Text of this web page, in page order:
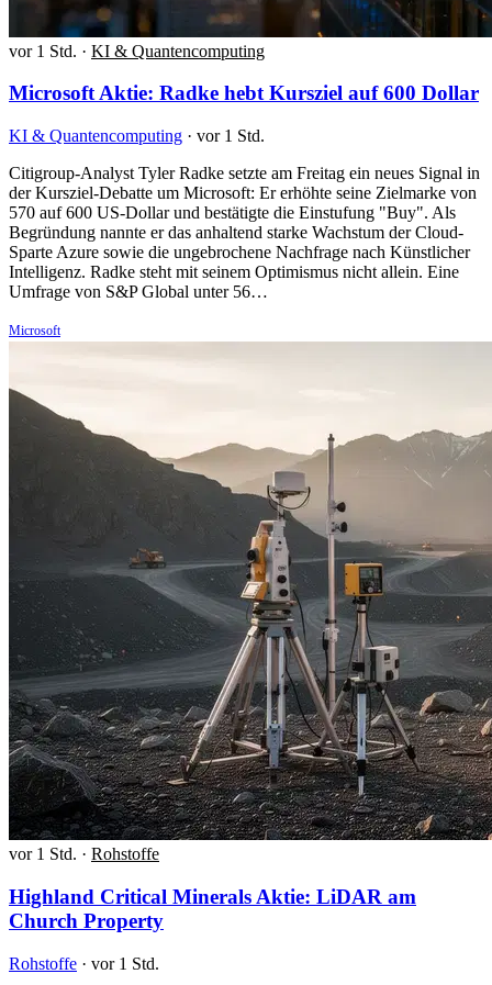
vor 1 Std. · KI & Quantencomputing
Microsoft Aktie: Radke hebt Kursziel auf 600 Dollar
KI & Quantencomputing · vor 1 Std.
Citigroup-Analyst Tyler Radke setzte am Freitag ein neues Signal in
der Kursziel-Debatte um Microsoft: Er erhöhte seine Zielmarke von
570 auf 600 US-Dollar und bestätigte die Einstufung "Buy". Als
Begründung nannte er das anhaltend starke Wachstum der Cloud-
Sparte Azure sowie die ungebrochene Nachfrage nach Künstlicher
Intelligenz. Radke steht mit seinem Optimismus nicht allein. Eine
Umfrage von S&P Global unter 56…
Microsoft
vor 1 Std. · Rohstoffe
Highland Critical Minerals Aktie: LiDAR am
Church Property
Rohstoffe · vor 1 Std.